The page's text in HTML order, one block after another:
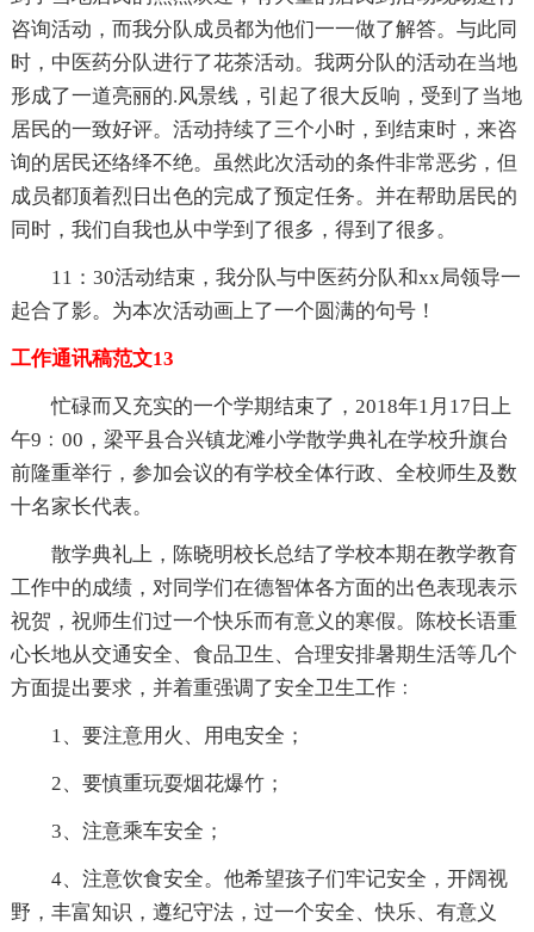
咨询活动，而我分队成员都为他们一一做了解答。与此同
时，中医药分队进行了花茶活动。我两分队的活动在当地
形成了一道亮丽的.风景线，引起了很大反响，受到了当地
居民的一致好评。活动持续了三个小时，到结束时，来咨
询的居民还络绎不绝。虽然此次活动的条件非常恶劣，但
成员都顶着烈日出色的完成了预定任务。并在帮助居民的
同时，我们自我也从中学到了很多，得到了很多。
11：30活动结束，我分队与中医药分队和xx局领导一
起合了影。为本次活动画上了一个圆满的句号！
工作通讯稿范文13
忙碌而又充实的一个学期结束了，2018年1月17日上
午9﹕00，梁平县合兴镇龙滩小学散学典礼在学校升旗台
前隆重举行，参加会议的有学校全体行政、全校师生及数
十名家长代表。
散学典礼上，陈晓明校长总结了学校本期在教学教育
工作中的成绩，对同学们在德智体各方面的出色表现表示
祝贺，祝师生们过一个快乐而有意义的寒假。陈校长语重
心长地从交通安全、食品卫生、合理安排暑期生活等几个
方面提出要求，并着重强调了安全卫生工作﹕
1、要注意用火、用电安全；
2、要慎重玩耍烟花爆竹；
3、注意乘车安全；
4、注意饮食安全。他希望孩子们牢记安全，开阔视
野，丰富知识，遵纪守法，过一个安全、快乐、有意义